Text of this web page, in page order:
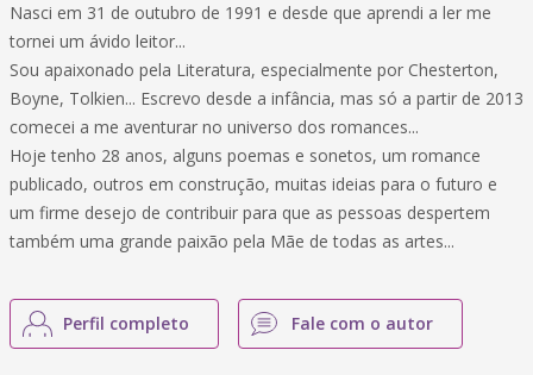
Nasci em 31 de outubro de 1991 e desde que aprendi a ler me
tornei um ávido leitor...
Sou apaixonado pela Literatura, especialmente por Chesterton,
Boyne, Tolkien... Escrevo desde a infância, mas só a partir de 2013
comecei a me aventurar no universo dos romances...
Hoje tenho 28 anos, alguns poemas e sonetos, um romance
publicado, outros em construção, muitas ideias para o futuro e
um firme desejo de contribuir para que as pessoas despertem
também uma grande paixão pela Mãe de todas as artes...
Perfil completo Fale com o autor